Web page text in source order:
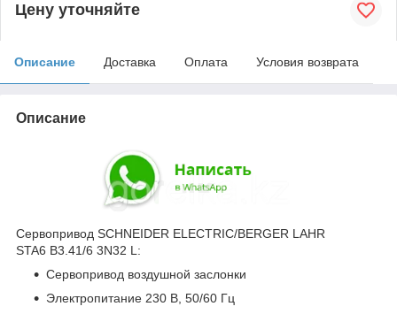
Цену уточняйте
Описание Доставка Оплата Условия возврата
Описание
Сервопривод SCHNEIDER ELECTRIC/BERGER LAHR
STA6 B3.41/6 3N32 L:
Сервопривод воздушной заслонки
Электропитание 230 В, 50/60 Гц